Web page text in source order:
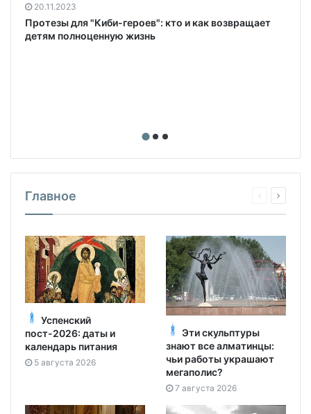
20.11.2023
Протезы для "Киби-героев": кто и как возвращает
детям полноценную жизнь
Главное
Успенский
пост-2026: даты и
календарь питания
5 августа 2026
Эти скульптуры
знают все алматинцы:
чьи работы украшают
мегаполис?
7 августа 2026